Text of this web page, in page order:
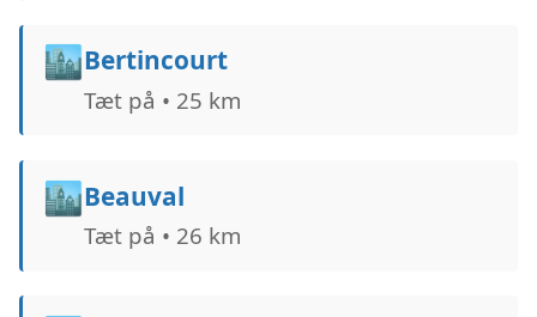
🏙️Bertincourt
Tæt på • 25 km
🏙️Beauval
Tæt på • 26 km